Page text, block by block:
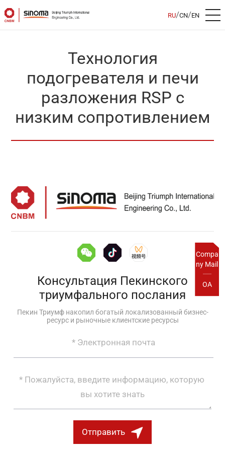
RU/CN/EN
Compa
ny Mail
OA
Технология
подогревателя и печи
разложения RSP с
низким сопротивлением
Консультация Пекинского
триумфального послания
Пекин Триумф накопил богатый локализованный бизнес-
ресурс и рыночные клиентские ресурсы
Отправить